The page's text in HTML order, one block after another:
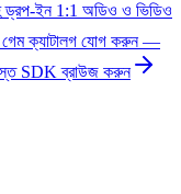
ইন 1:1 অডিও ও ভিডিও
গেম ক্যাটালগ যোগ করুন —
SDK ব্রাউজ করুন